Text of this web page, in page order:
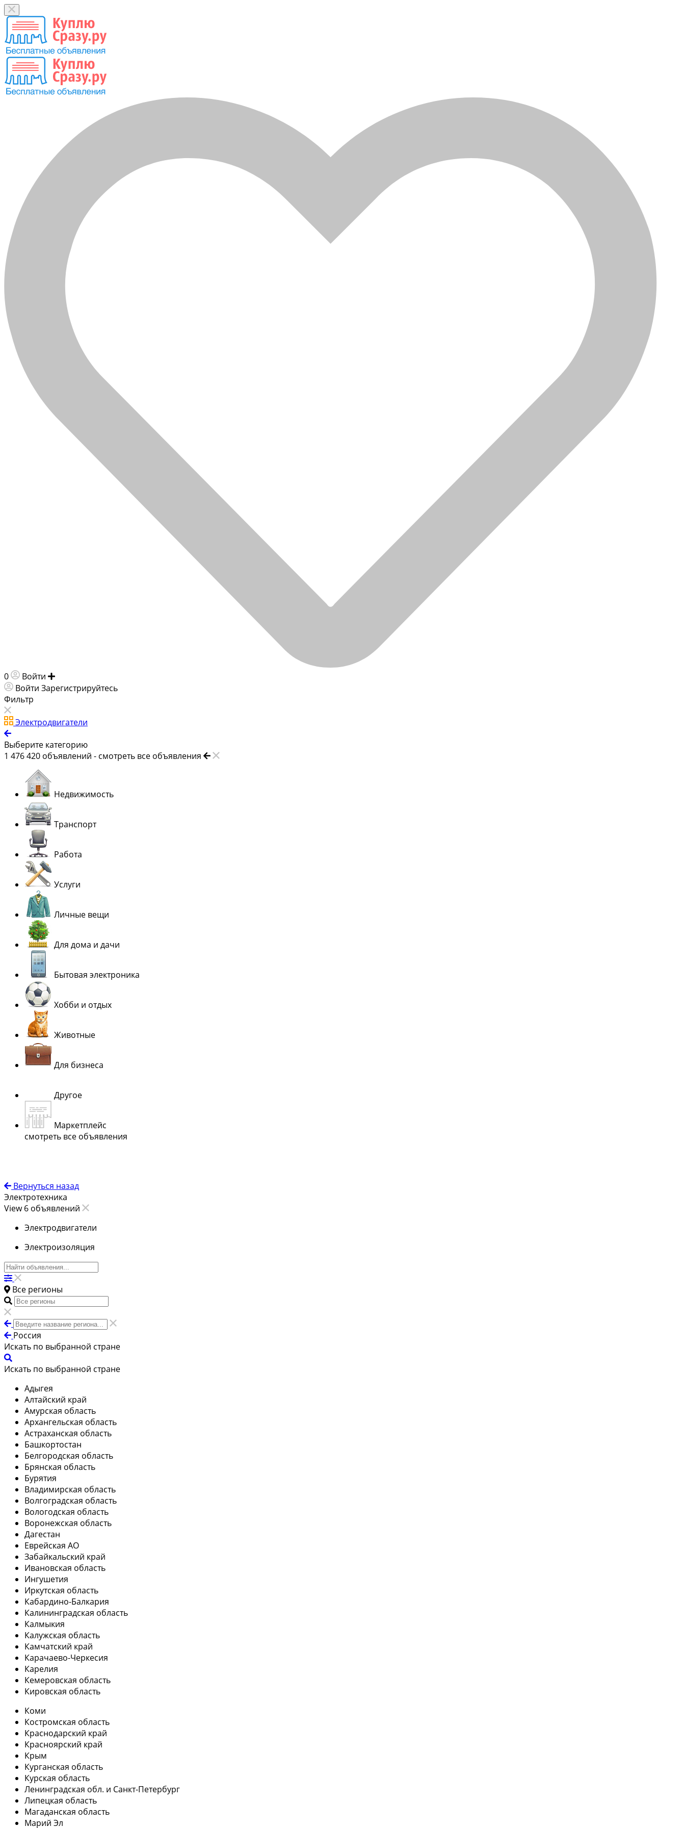
0 Войти
Войти Зарегистрируйтесь
Фильтр
Электродвигатели
Выберите категорию
1 476 420 объявлений - смотреть все объявления
Недвижимость
Транспорт
Работа
Услуги
Личные вещи
Для дома и дачи
Бытовая электроника
Хобби и отдых
Животные
Для бизнеса
Другое
Маркетплейс
смотреть все объявления
Вернуться назад
Электротехника
View 6 объявлений
Электродвигатели
Электроизоляция
Все регионы
Россия
Искать по выбранной стране
Искать по выбранной стране
Адыгея
Алтайский край
Амурская область
Архангельская область
Астраханская область
Башкортостан
Белгородская область
Брянская область
Бурятия
Владимирская область
Волгоградская область
Вологодская область
Воронежская область
Дагестан
Еврейская АО
Забайкальский край
Ивановская область
Ингушетия
Иркутская область
Кабардино-Балкария
Калининградская область
Калмыкия
Калужская область
Камчатский край
Карачаево-Черкесия
Карелия
Кемеровская область
Кировская область
Коми
Костромская область
Краснодарский край
Красноярский край
Крым
Курганская область
Курская область
Ленинградская обл. и Санкт-Петербург
Липецкая область
Магаданская область
Марий Эл